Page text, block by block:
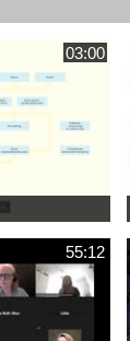
03:00
55:12